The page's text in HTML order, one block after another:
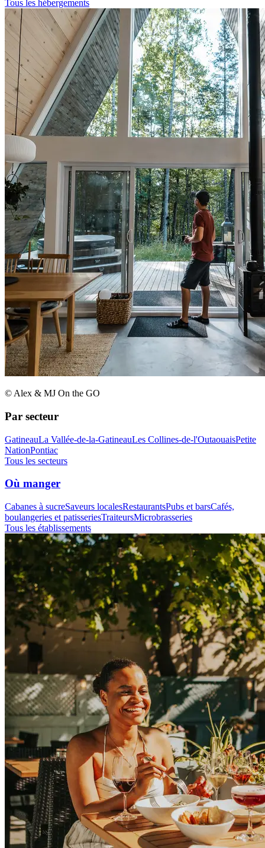
Tous les hébergements
© Alex & MJ On the GO
Par secteur
GatineauLa Vallée-de-la-GatineauLes Collines-de-l'OutaouaisPetite
NationPontiac
Tous les secteurs
Où manger
Cabanes à sucreSaveurs localesRestaurantsPubs et barsCafés,
boulangeries et patisseriesTraiteursMicrobrasseries
Tous les établissements